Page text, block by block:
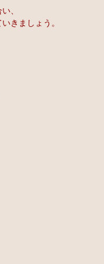
、
きましょう。